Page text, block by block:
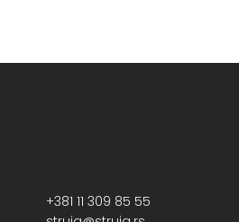
+381 11 309 85 55